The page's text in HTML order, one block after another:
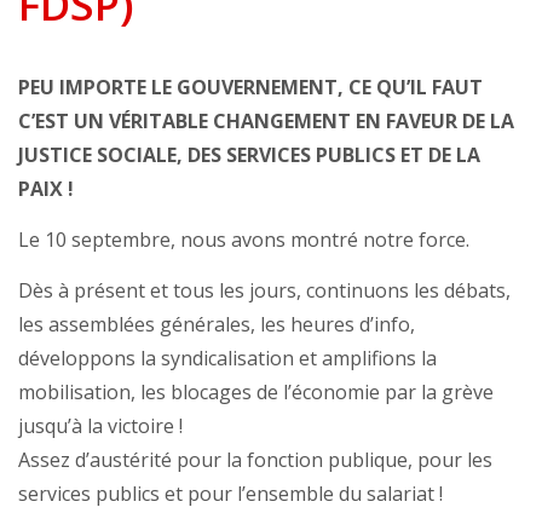
PEU IMPORTE LE GOUVERNEMENT, CE QU’IL FAUT
C’EST UN VÉRITABLE CHANGEMENT EN FAVEUR DE LA
JUSTICE SOCIALE, DES SERVICES PUBLICS ET DE LA
PAIX !
Le 10 septembre, nous avons montré notre force.
Dès à présent et tous les jours, continuons les débats,
les assemblées générales, les heures d’info,
développons la syndicalisation et amplifions la
mobilisation, les blocages de l’économie par la grève
jusqu’à la victoire !
Assez d’austérité pour la fonction publique, pour les
services publics et pour l’ensemble du salariat !